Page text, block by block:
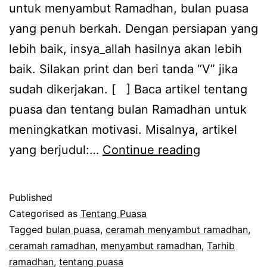
untuk menyambut Ramadhan, bulan puasa
yang penuh berkah. Dengan persiapan yang
lebih baik, insya_allah hasilnya akan lebih
baik. Silakan print dan beri tanda “V” jika
sudah dikerjakan. [ ] Baca artikel tentang
puasa dan tentang bulan Ramadhan untuk
meningkatkan motivasi. Misalnya, artikel
yang berjudul:… Continue reading
Published
Categorised as Tentang Puasa
Tagged bulan puasa, ceramah menyambut ramadhan,
ceramah ramadhan, menyambut ramadhan, Tarhib
ramadhan, tentang puasa